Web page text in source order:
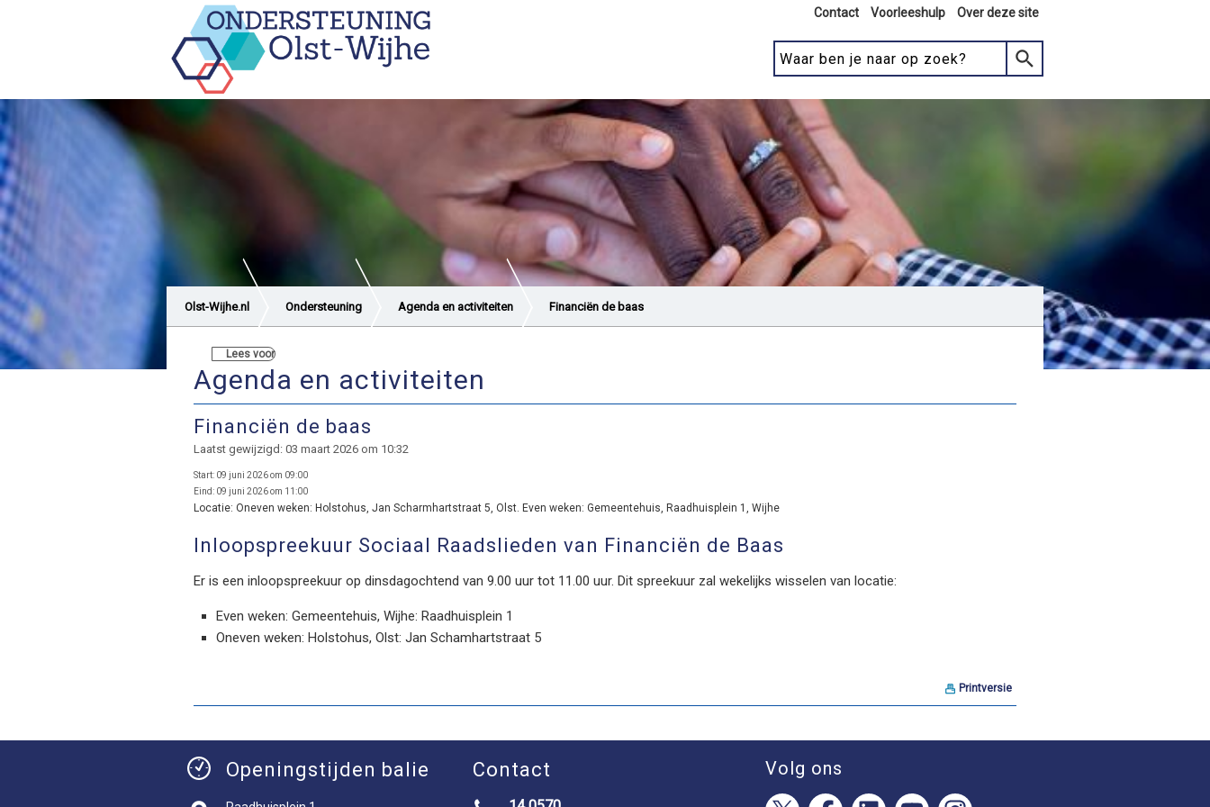
Contact Voorleeshulp Over deze site
Olst-Wijhe.nl Ondersteuning Agenda en activiteiten Financiën de baas
Lees voor
Agenda en activiteiten
Financiën de baas
Laatst gewijzigd: 03 maart 2026 om 10:32
Start: 09 juni 2026 om 09:00
Eind: 09 juni 2026 om 11:00
Locatie: Oneven weken: Holstohus, Jan Scharmhartstraat 5, Olst. Even weken: Gemeentehuis, Raadhuisplein 1, Wijhe
Inloopspreekuur Sociaal Raadslieden van Financiën de Baas
Er is een inloopspreekuur op dinsdagochtend van 9.00 uur tot 11.00 uur. Dit spreekuur zal wekelijks wisselen van locatie:
Even weken: Gemeentehuis, Wijhe: Raadhuisplein 1
Oneven weken: Holstohus, Olst: Jan Schamhartstraat 5
Printversie
Openingstijden balie Contact Volg ons